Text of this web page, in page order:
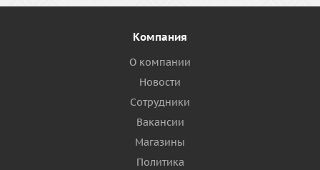
Компания
О компании
Новости
Сотрудники
Вакансии
Магазины
Политика